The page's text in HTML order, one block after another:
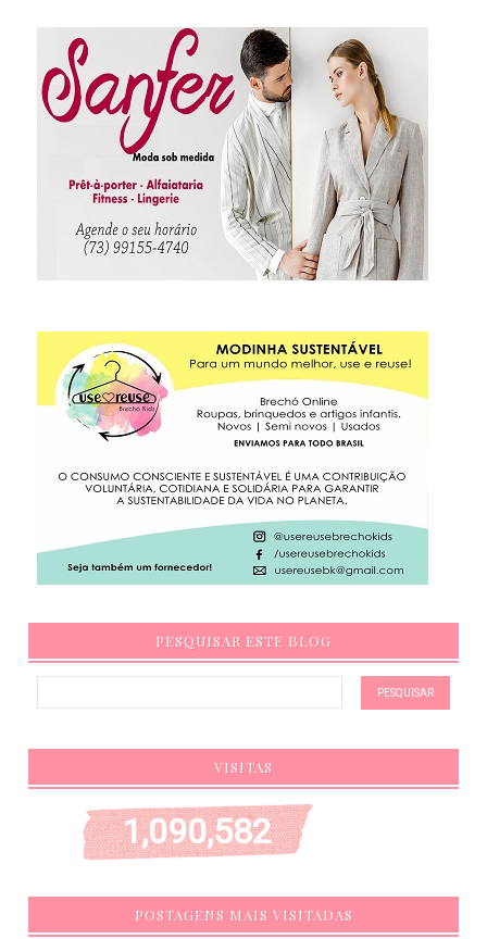
PESQUISAR ESTE BLOG
VISITAS
1,090,582
POSTAGENS MAIS VISITADAS